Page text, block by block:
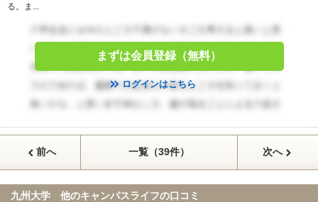
る。ま...
まずは会員登録（無料）
ログインはこちら
前へ 一覧（39件） 次へ
九州大学 他のキャンパスライフの口コミ